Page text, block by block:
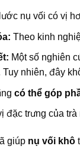
nụ vối có vị
Theo kinh
Một số nghiên
nhiên, đây
có thể góp
đặc trưng của
giúp nụ vối khô